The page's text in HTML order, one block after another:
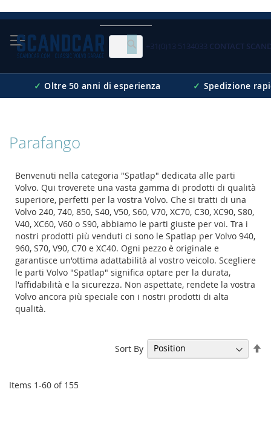
Skip
Content
Cerca
+31(0)13 5134033 CONTACT
✓ Oltre 50 anni di esperienza ✓ Spedizione
Parafango
Benvenuti nella categoria "Spatlap" dedicata alle parti
Volvo. Qui troverete una vasta gamma di prodotti di qualità
superiore, perfetti per la vostra Volvo. Che si tratti di una
Volvo 240, 740, 850, S40, V50, S60, V70, XC70, C30, XC90, S80,
V40, XC60, V60 o S90, abbiamo le parti giuste per voi. Tra i
nostri prodotti più venduti ci sono le Spatlap per Volvo 940,
960, S70, V90, C70 e XC40. Ogni pezzo è originale e
garantisce un'ottima adattabilità al vostro veicolo. Scegliere
le parti Volvo "Spatlap" significa optare per la durata,
l'affidabilità e la sicurezza. Non aspettate, rendete la vostra
Volvo ancora più speciale con i nostri prodotti di alta
qualità.
Items 1-60 of 155
Sort By